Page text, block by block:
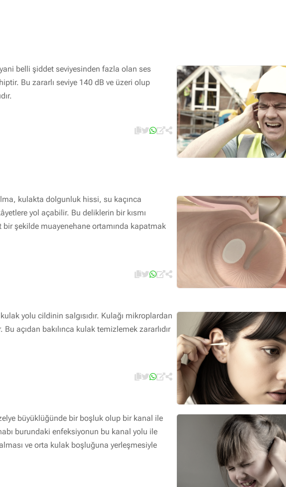
yani belli şiddet seviyesinden fazla olan ses
Bu zararlı seviye 140 dB ve üzeri olup
kulakta dolgunluk hissi, su kaçınca
yol açabilir. Bu deliklerin bir kısmı
bir şekilde muayenehane ortamında kapatmak
yolu cildinin salgısıdır. Kulağı mikroplardan
açıdan bakılınca kulak temizlemek zararlıdır
büyüklüğünde bir boşluk olup bir kanal ile
burundaki enfeksiyonun bu kanal yolu ile
ve orta kulak boşluğuna yerleşmesiyle